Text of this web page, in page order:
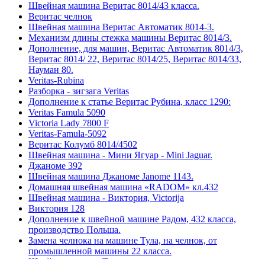
Швейная машина Веритас 8014/43 класса.
Веритас челнок
Швейная машина Веритас Автоматик 8014-3.
Механизм длины стежка машины Веритас 8014/3.
Дополнение, для машин, Веритас Автоматик 8014/3,
Веритас 8014/ 22, Веритас 8014/25, Веритас 8014/33,
Науман 80.
Veritas-Rubina
Разборка - зигзага Veritas
Дополнение к статье Веритас Рубина, класс 1290:
Veritas Famula 5090
Victoria Lady 7800 F
Veritas-Famula-5092
Веритас Колумб 8014/4502
Швейная машина - Мини Ягуар - Mini Jaguar.
Джаноме 392
Швейная машина Джаноме Janome 1143.
Домашняя швейная машина «RADOM» кл.432
Швейная машина - Виктория, Victorija
Виктория 128
Дополнение к швейной машине Радом, 432 класса,
производство Польша.
Замена челнока на машине Тула, на челнок, от
промышленной машины 22 класса.